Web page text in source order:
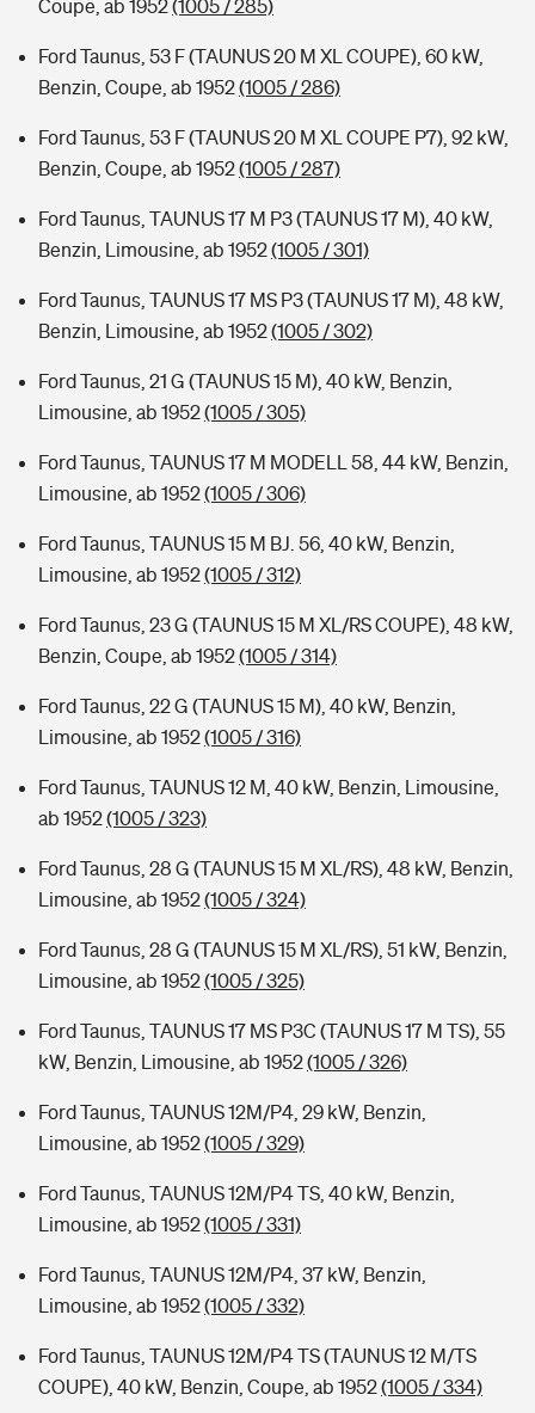
Coupe, ab 1952(1005 / 285)
Ford Taunus, 53 F (TAUNUS 20 M XL COUPE), 60 kW,
Benzin, Coupe, ab 1952(1005 / 286)
Ford Taunus, 53 F (TAUNUS 20 M XL COUPE P7), 92 kW,
Benzin, Coupe, ab 1952(1005 / 287)
Ford Taunus, TAUNUS 17 M P3 (TAUNUS 17 M), 40 kW,
Benzin, Limousine, ab 1952(1005 / 301)
Ford Taunus, TAUNUS 17 MS P3 (TAUNUS 17 M), 48 kW,
Benzin, Limousine, ab 1952(1005 / 302)
Ford Taunus, 21 G (TAUNUS 15 M), 40 kW, Benzin,
Limousine, ab 1952(1005 / 305)
Ford Taunus, TAUNUS 17 M MODELL 58, 44 kW, Benzin,
Limousine, ab 1952(1005 / 306)
Ford Taunus, TAUNUS 15 M BJ. 56, 40 kW, Benzin,
Limousine, ab 1952(1005 / 312)
Ford Taunus, 23 G (TAUNUS 15 M XL/RS COUPE), 48 kW,
Benzin, Coupe, ab 1952(1005 / 314)
Ford Taunus, 22 G (TAUNUS 15 M), 40 kW, Benzin,
Limousine, ab 1952(1005 / 316)
Ford Taunus, TAUNUS 12 M, 40 kW, Benzin, Limousine,
ab 1952(1005 / 323)
Ford Taunus, 28 G (TAUNUS 15 M XL/RS), 48 kW, Benzin,
Limousine, ab 1952(1005 / 324)
Ford Taunus, 28 G (TAUNUS 15 M XL/RS), 51 kW, Benzin,
Limousine, ab 1952(1005 / 325)
Ford Taunus, TAUNUS 17 MS P3C (TAUNUS 17 M TS), 55
kW, Benzin, Limousine, ab 1952(1005 / 326)
Ford Taunus, TAUNUS 12M/P4, 29 kW, Benzin,
Limousine, ab 1952(1005 / 329)
Ford Taunus, TAUNUS 12M/P4 TS, 40 kW, Benzin,
Limousine, ab 1952(1005 / 331)
Ford Taunus, TAUNUS 12M/P4, 37 kW, Benzin,
Limousine, ab 1952(1005 / 332)
Ford Taunus, TAUNUS 12M/P4 TS (TAUNUS 12 M/TS
COUPE), 40 kW, Benzin, Coupe, ab 1952(1005 / 334)